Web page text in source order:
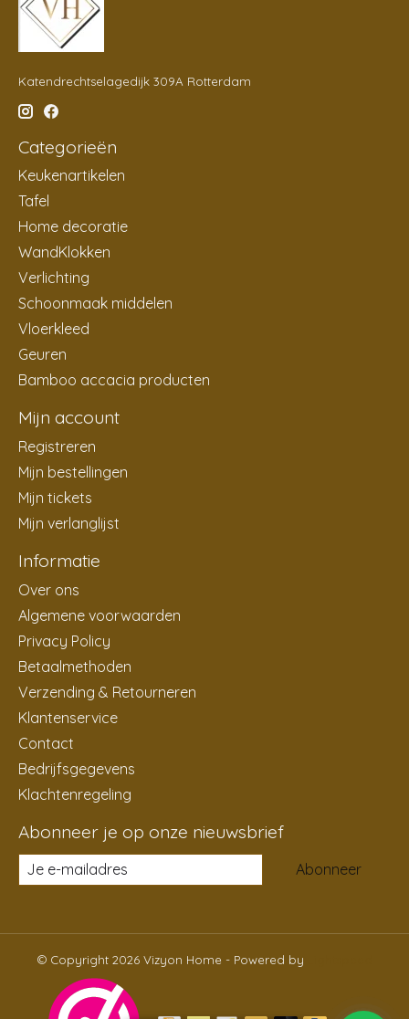
Katendrechtselagedijk 309A Rotterdam
Categorieën
Keukenartikelen
Tafel
Home decoratie
WandKlokken
Verlichting
Schoonmaak middelen
Vloerkleed
Geuren
Bamboo accacia producten
Mijn account
Registreren
Mijn bestellingen
Mijn tickets
Mijn verlanglijst
Informatie
Over ons
Algemene voorwaarden
Privacy Policy
Betaalmethoden
Verzending & Retourneren
Klantenservice
Contact
Bedrijfsgegevens
Klachtenregeling
Abonneer je op onze nieuwsbrief
Abonneer
© Copyright 2026 Vizyon Home - Powered by